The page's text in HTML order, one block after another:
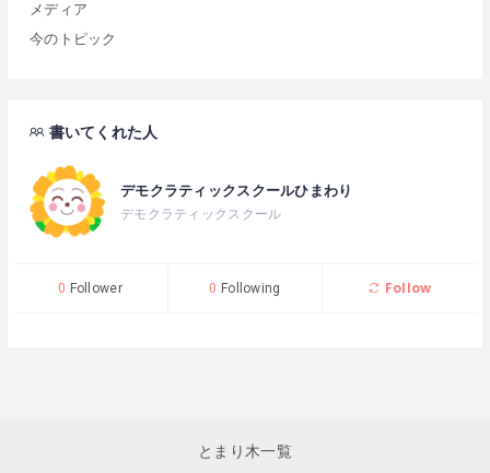
メディア
今のトピック
書いてくれた人
デモクラティックスクールひまわり
デモクラティックスクール
0 Follower 0 Following Follow
とまり木一覧